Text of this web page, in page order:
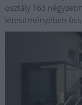
osztály 163
létesítményében